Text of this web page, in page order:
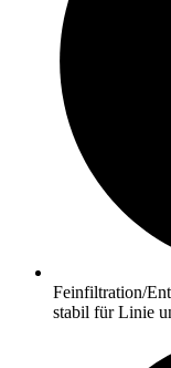
Feinfiltration/
stabil für Linie